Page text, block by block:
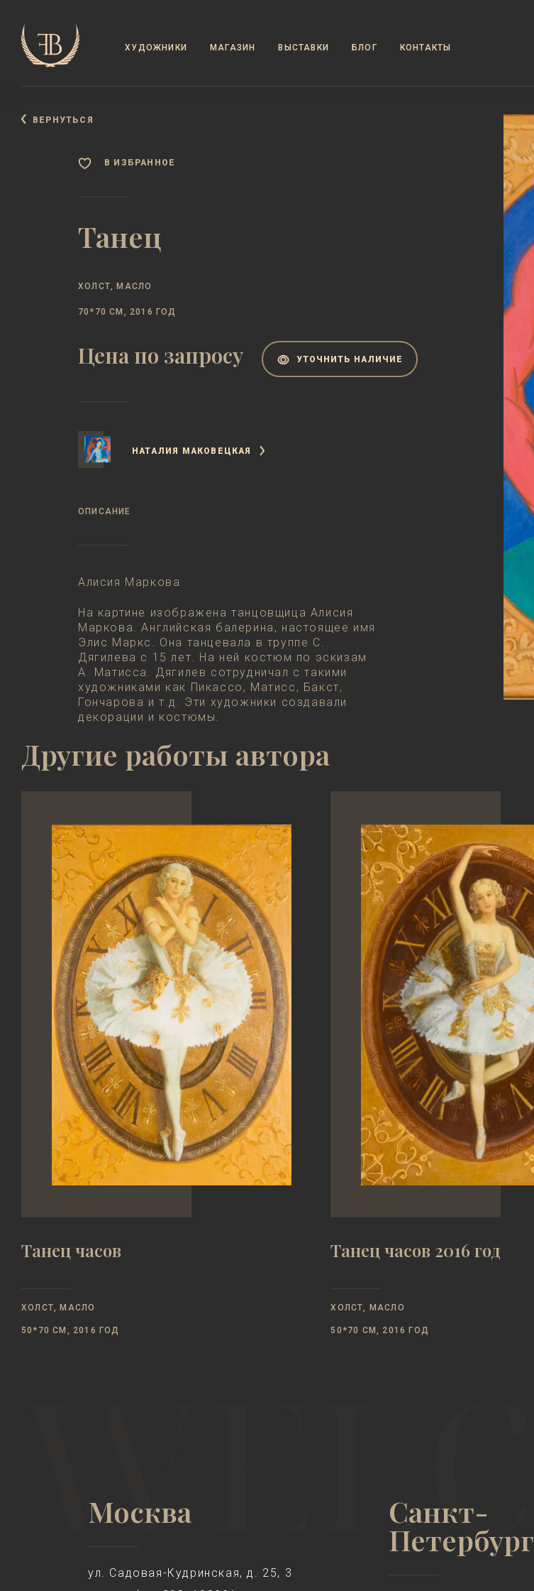
ХУДОЖНИКИ МАГАЗИН ВЫСТАВКИ БЛОГ КОНТАКТЫ
ВЕРНУТЬСЯ
В ИЗБРАННОЕ
Танец
ХОЛСТ, МАСЛО
70*70 СМ, 2016 ГОД
Цена по запросу УТОЧНИТЬ НАЛИЧИЕ
НАТАЛИЯ МАКОВЕЦКАЯ
ОПИСАНИЕ
Алисия Маркова
На картине изображена танцовщица Алисия
Маркова. Английская балерина, настоящее имя
Элис Маркс. Она танцевала в труппе С.
Дягилева с 15 лет. На ней костюм по эскизам
А. Матисса. Дягилев сотрудничал с такими
художниками как Пикассо, Матисс, Бакст,
Гончарова и т.д. Эти художники создавали
декорации и костюмы.
Другие работы автора
Танец часов
ХОЛСТ, МАСЛО
50*70 СМ, 2016 ГОД
Танец часов 2016 год
ХОЛСТ, МАСЛО
50*70 СМ, 2016 ГОД
Москва
ул. Садовая-Кудринская, д. 25, 3
Санкт-
Петербург